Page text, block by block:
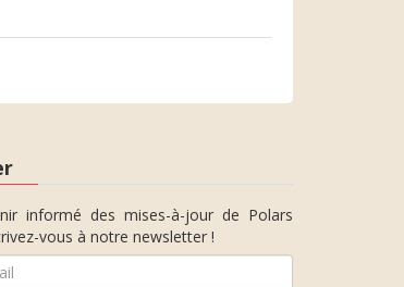
informé des mises-à-jour de Polars
vous à notre newsletter !